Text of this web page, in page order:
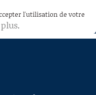
l'utilisation de votre
.